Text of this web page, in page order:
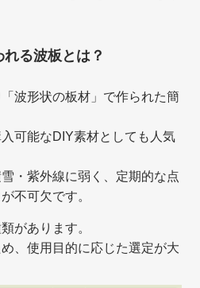
る波板とは？
波形状の板材」で作られた簡
可能なDIY素材としても人気
・紫外線に弱く、定期的な点
不可欠です。
があります。
、使用目的に応じた選定が大